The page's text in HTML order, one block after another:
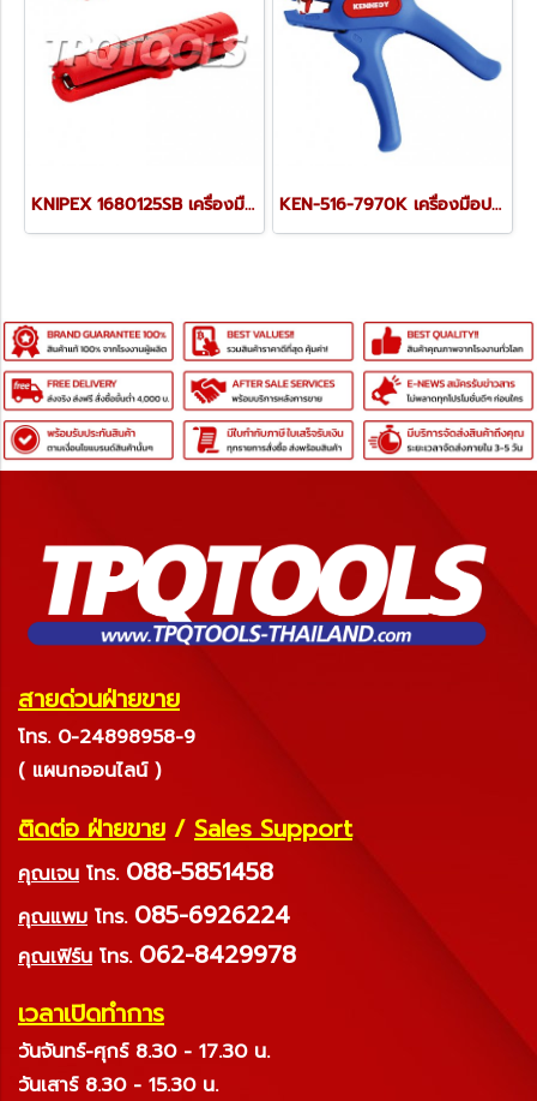
KNIPEX 1680125SB เครื่องมือปอกสายไฟแบบพกพา 125 มม. KNIPEX คะนิเพค คีมช่างมืออาชีพอันดับ 1 MADE IN GERMANY KEN-516-7970K เครื่องมือปอกสายไฟ 0.2-0.6 SQMM.
สายด่วนฝ่ายขาย
โทร. 0-24898958-9
( แผนกออนไลน์ )
ติดต่อ ฝ่ายขาย / Sales Support
คุณเจน โทร. 088-5851458
คุณแพม โทร. 085-6926224
คุณเฟิร์น โทร. 062-8429978
เวลาเปิดทำการ
วันจันทร์-ศุกร์ 8.30 - 17.30 น.
วันเสาร์ 8.30 - 15.30 น.